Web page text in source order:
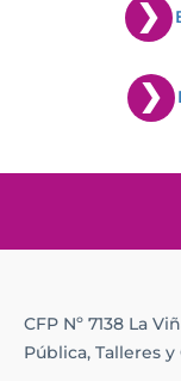
CFP Nº 7138 La
Pública, Talleres y